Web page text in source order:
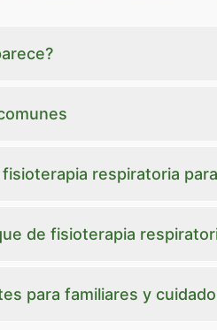
respiratoria
de fisioterapia
para familiares y